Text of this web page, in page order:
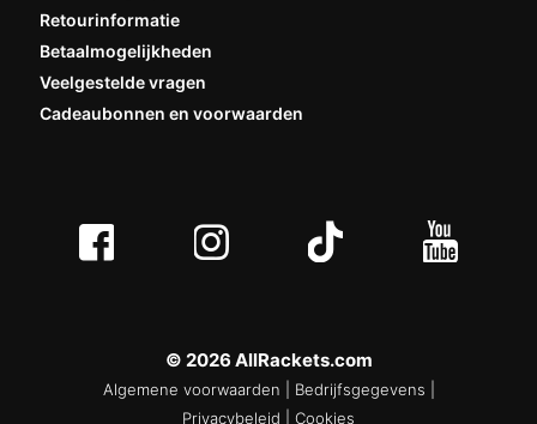
Retourinformatie
Betaalmogelijkheden
Veelgestelde vragen
Cadeaubonnen en voorwaarden
© 2026 AllRackets.com
Algemene voorwaarden Bedrijfsgegevens
Privacybeleid
Cookies